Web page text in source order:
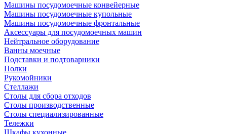
Машины посудомоечные конвейерные
Машины посудомоечные купольные
Машины посудомоечные фронтальные
Аксессуары для посудомоечных машин
Нейтральное оборудование
Ванны моечные
Подставки и подтоварники
Полки
Рукомойники
Стеллажи
Столы для сбора отходов
Столы производственные
Столы специализированные
Тележки
Шкафы кухонные